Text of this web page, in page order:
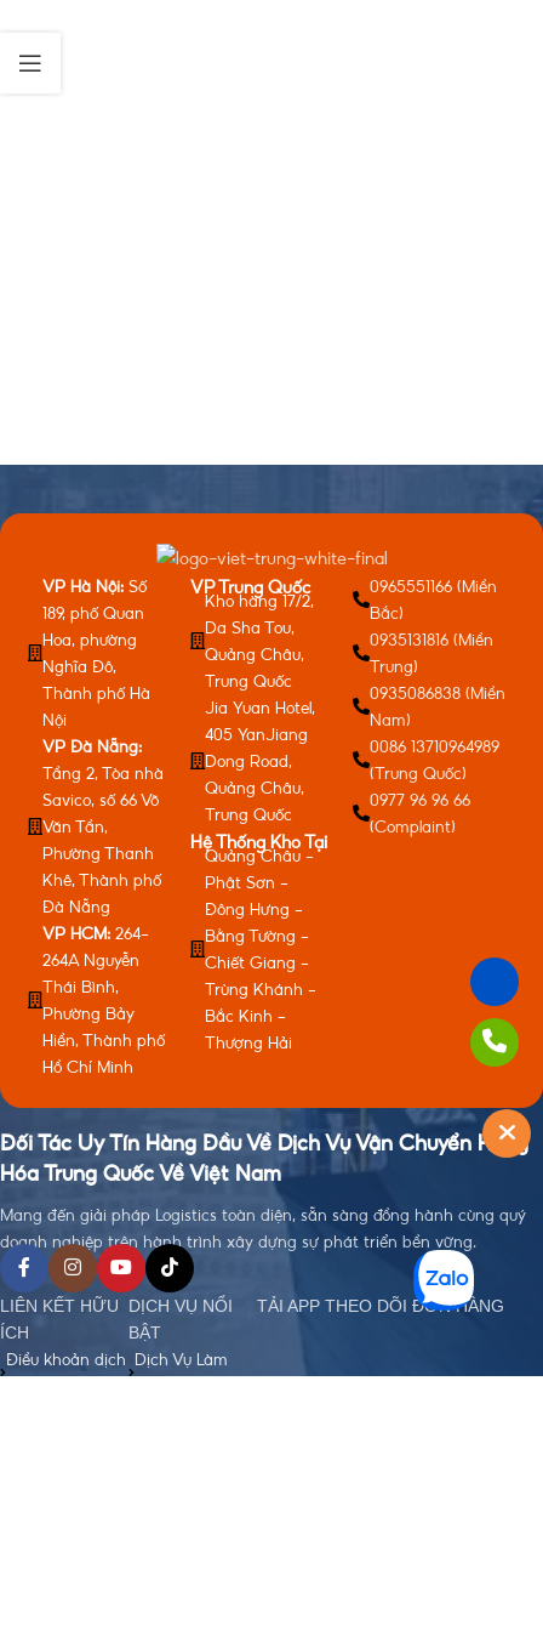
VP Hà Nội: Số
189, phố Quan
Hoa, phường
Nghĩa Đô,
Thành phố Hà
Nội
VP Đà Nẵng:
Tầng 2, Tòa nhà
Savico, số 66 Võ
Văn Tần,
Phường Thanh
Khê, Thành phố
Đà Nẵng
VP HCM: 264-
264A Nguyễn
Thái Bình,
Phường Bảy
Hiền, Thành phố
Hồ Chí Minh
VP Trung Quốc
Kho hàng 17/2,
Da Sha Tou,
Quảng Châu,
Trung Quốc
Jia Yuan Hotel,
405 YanJiang
Dong Road,
Quảng Châu,
Trung Quốc
Hệ Thống Kho Tại
Quảng Châu -
Phật Sơn -
Đông Hưng -
Bằng Tường -
Chiết Giang -
Trùng Khánh -
Bắc Kinh -
Thượng Hải
0965551166 (Miền
Bắc)
0935131816 (Miền
Trung)
0935086838 (Miền
Nam)
0086 13710964989
(Trung Quốc)
0977 96 96 66
(Complaint)
Đối Tác Uy Tín Hàng Đầu Về Dịch Vụ Vận Chuyển Hàng
Hóa Trung Quốc Về Việt Nam
Mang đến giải pháp Logistics toàn diện, sẵn sàng đồng hành cùng quý
doanh nghiệp trên hành trình xây dựng sự phát triển bền vững.
LIÊN KẾT HỮU
ÍCH
Điều khoản dịch
DỊCH VỤ NỔI
BẬT
Dịch Vụ Làm
TẢI APP THEO DÕI ĐƠN HÀNG